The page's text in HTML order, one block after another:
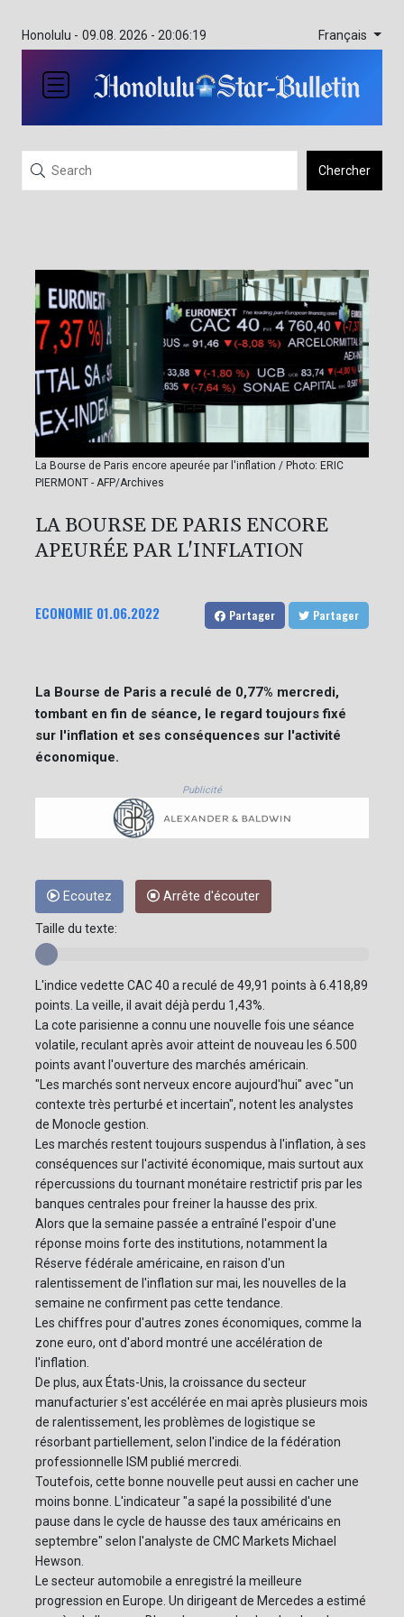
Honolulu - 09.08. 2026 - 20:06:19 Français
Chercher
La Bourse de Paris encore apeurée par l'inflation / Photo: ERIC
PIERMONT - AFP/Archives
LA BOURSE DE PARIS ENCORE
APEURÉE PAR L'INFLATION
ECONOMIE 01.06.2022 Partager Partager
La Bourse de Paris a reculé de 0,77% mercredi,
tombant en fin de séance, le regard toujours fixé
sur l'inflation et ses conséquences sur l'activité
économique.
Publicité
Ecoutez Arrête d'écouter
Taille du texte:
L'indice vedette CAC 40 a reculé de 49,91 points à 6.418,89
points. La veille, il avait déjà perdu 1,43%.
La cote parisienne a connu une nouvelle fois une séance
volatile, reculant après avoir atteint de nouveau les 6.500
points avant l'ouverture des marchés américain.
"Les marchés sont nerveux encore aujourd'hui" avec "un
contexte très perturbé et incertain", notent les analystes
de Monocle gestion.
Les marchés restent toujours suspendus à l'inflation, à ses
conséquences sur l'activité économique, mais surtout aux
répercussions du tournant monétaire restrictif pris par les
banques centrales pour freiner la hausse des prix.
Alors que la semaine passée a entraîné l'espoir d'une
réponse moins forte des institutions, notamment la
Réserve fédérale américaine, en raison d'un
ralentissement de l'inflation sur mai, les nouvelles de la
semaine ne confirment pas cette tendance.
Les chiffres pour d'autres zones économiques, comme la
zone euro, ont d'abord montré une accélération de
l'inflation.
De plus, aux États-Unis, la croissance du secteur
manufacturier s'est accélérée en mai après plusieurs mois
de ralentissement, les problèmes de logistique se
résorbant partiellement, selon l'indice de la fédération
professionnelle ISM publié mercredi.
Toutefois, cette bonne nouvelle peut aussi en cacher une
moins bonne. L'indicateur "a sapé la possibilité d'une
pause dans le cycle de hausse des taux américains en
septembre" selon l'analyste de CMC Markets Michael
Hewson.
Le secteur automobile a enregistré la meilleure
progression en Europe. Un dirigeant de Mercedes a estimé